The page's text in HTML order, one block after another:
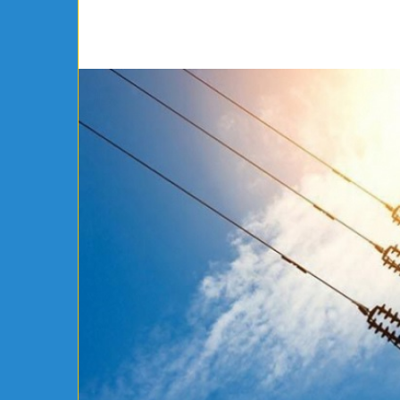
بساقية الدائر يتعاقد رسميًا مع
الجمهورية